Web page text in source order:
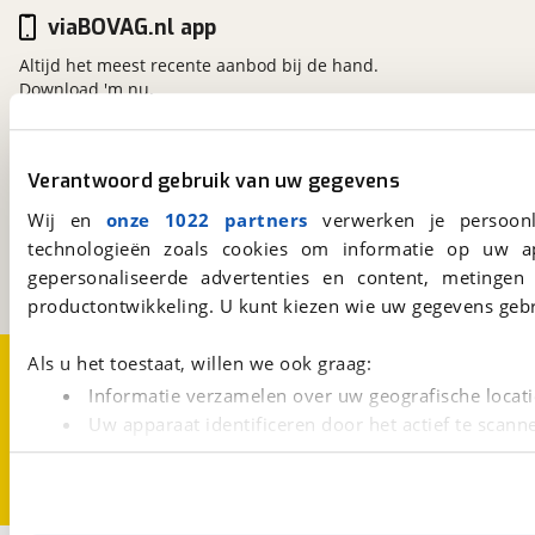
Verantwoord gebruik van uw gegevens
Wij en onze 1022 partners verwerken je
technologieën zoals cookies om informatie op
gepersonaliseerde advertenties en content,
productontwikkeling. U kunt kiezen wie uw gegevens
Als u het toestaat, willen we ook graag:
Informatie verzamelen over uw geografische
Uw apparaat identificeren door het actief te
Lees meer over hoe uw persoonlijke gegevens worden
viaBOVAG.nl
Kosterijland15
3981 AJ
Bunnik
Een initiatief van
BOVAG
viaBOVAG.nl app
Altijd het meest recente aanbod bij de hand.
Download 'm nu.
Over viaBOVAG.nlDisclaimer- en Privacyverklaring
Cookievoorkeuren
Vacatures